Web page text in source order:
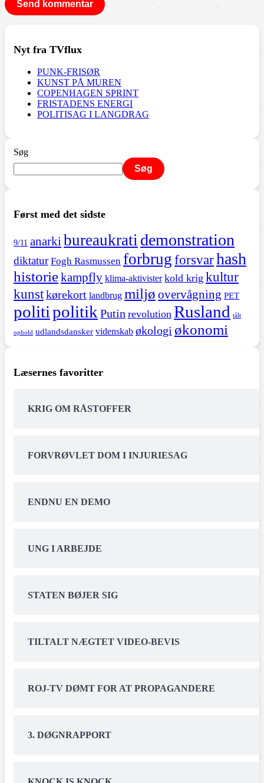
Nyt fra TVflux
PUNK-FRISØR
KUNST PÅ MUREN
COPENHAGEN SPRINT
FRISTADENS ENERGI
POLITISAG I LANGDRAG
Søg
Søg
Først med det sidste
9/11 anarki bureaukrati demonstration
diktatur Fogh Rasmussen forbrugforsvarhash
historiekampfly klima-aktivister kold krig kultur
kunstkørekort landbrug miljø overvågning PET
politipolitik Putin revolution Rusland tålt
ophold udlandsdansker videnskab økologi økonomi
Læsernes favoritter
KRIG OM RÅSTOFFER
FORVRØVLET DOM I INJURIESAG
ENDNU EN DEMO
UNG I ARBEJDE
STATEN BØJER SIG
TILTALT NÆGTET VIDEO-BEVIS
ROJ-TV DØMT FOR AT PROPAGANDERE
3. DØGNRAPPORT